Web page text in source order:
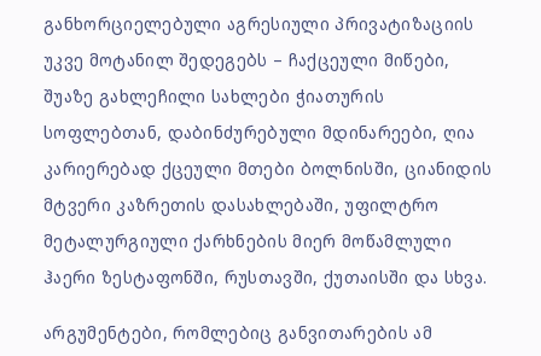
განხორციელებული აგრესიული პრივატიზაციის
უკვე მოტანილ შედეგებს – ჩაქცეული მიწები,
შუაზე გახლეჩილი სახლები ჭიათურის
სოფლებთან, დაბინძურებული მდინარეები, ღია
კარიერებად ქცეული მთები ბოლნისში, ციანიდის
მტვერი კაზრეთის დასახლებაში, უფილტრო
მეტალურგიული ქარხნების მიერ მოწამლული
ჰაერი ზესტაფონში, რუსთავში, ქუთაისში და სხვა.
არგუმენტები, რომლებიც განვითარების ამ